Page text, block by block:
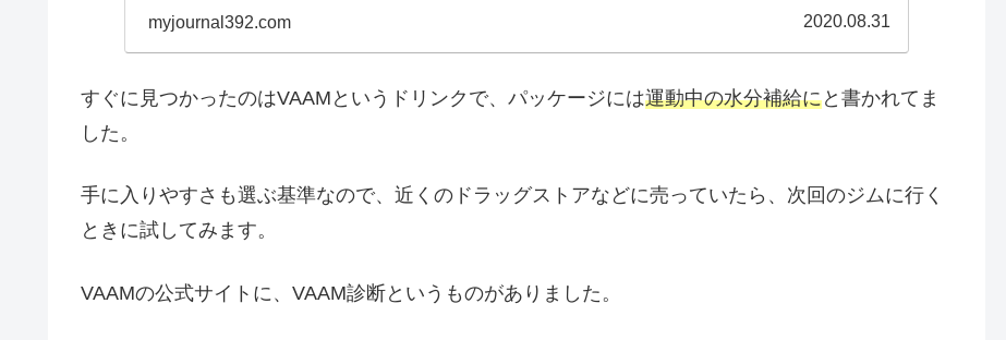
myjournal392.com 2020.08.31
すぐに見つかったのはVAAMというドリンクで、パッケージには運動中の水分補給にと書かれてま
した。
手に入りやすさも選ぶ基準なので、近くのドラッグストアなどに売っていたら、次回のジムに行く
ときに試してみます。
VAAMの公式サイトに、VAAM診断というものがありました。